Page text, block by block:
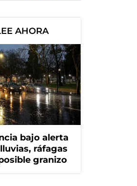
AHORA
bajo alerta
ráfagas
granizo